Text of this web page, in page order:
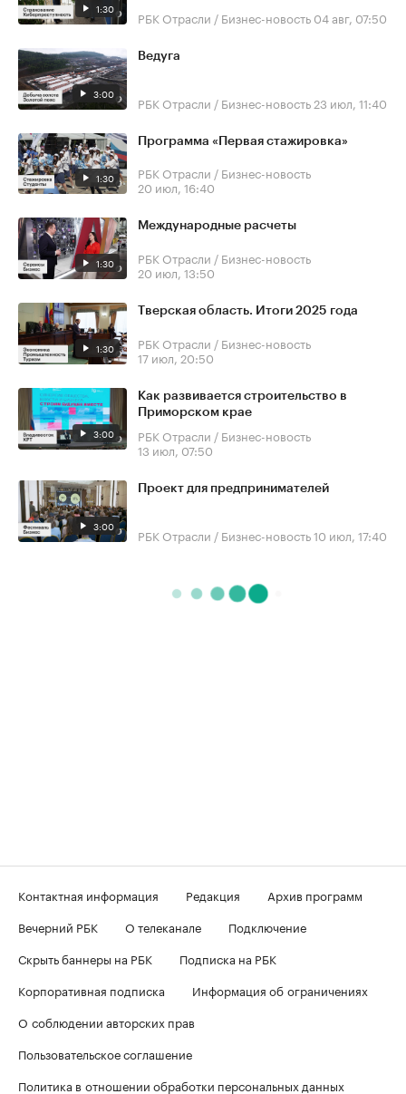
1:30 РБК Отрасли / Бизнес-новость 04 авг, 07:50
3:00
Ведуга
РБК Отрасли / Бизнес-новость 23 июл, 11:40
1:30
Программа «Первая стажировка»
РБК Отрасли / Бизнес-новость
20 июл, 16:40
1:30
Международные расчеты
РБК Отрасли / Бизнес-новость
20 июл, 13:50
1:30
Тверская область. Итоги 2025 года
РБК Отрасли / Бизнес-новость
17 июл, 20:50
3:00
Как развивается строительство в
Приморском крае
РБК Отрасли / Бизнес-новость
13 июл, 07:50
3:00
Проект для предпринимателей
РБК Отрасли / Бизнес-новость10 июл, 17:40
Контактная информация Редакция
Архив программ
Вечерний РБК
О телеканале
Подключение
Скрыть баннеры на РБК
Подписка на РБК
Корпоративная подписка
Информация об ограничениях
О соблюдении авторских прав
Пользовательское соглашение
Политика в отношении обработки персональных данных